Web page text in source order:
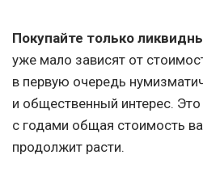
Покупайте только
уже мало зависят от
в первую очередь
и общественный интерес.
с годами общая стоимость
продолжит расти.